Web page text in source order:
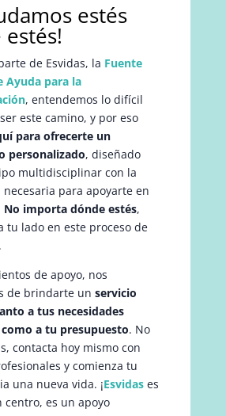
estés
de Esvidas, la Fuente
Ayuda para la
, entendemos lo difícil
este camino, y por eso
para ofrecerte un
personalizado, diseñado
multidisciplinar con la
para apoyarte en
No importa dónde estés,
tu lado en este proceso de
de apoyo, nos
de brindarte un servicio
a tus necesidades
a tu presupuesto. No
contacta hoy mismo con
y comienza tu
una nueva vida. ¡Esvidas es
centro, es un apoyo